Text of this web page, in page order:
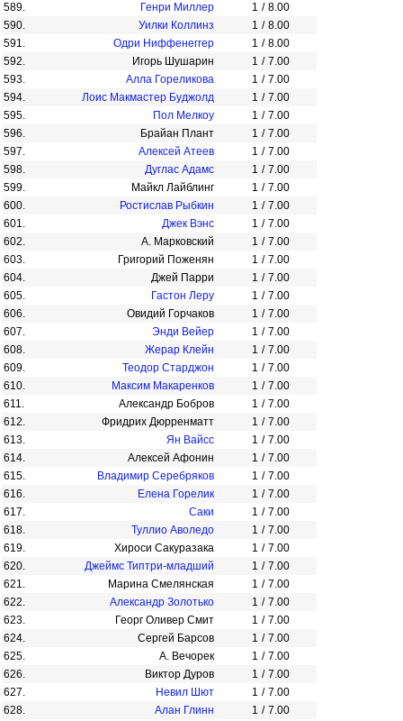
589.
Генри Миллер 1 / 8.00
590.
Уилки Коллинз 1 / 8.00
591.
Одри Ниффенеггер 1 / 8.00
592.
Игорь Шушарин 1 / 7.00
593.
Алла Гореликова 1 / 7.00
594.
Лоис Макмастер Буджолд 1 / 7.00
595.
Пол Мелкоу 1 / 7.00
596.
Брайан Плант 1 / 7.00
597.
Алексей Атеев 1 / 7.00
598.
Дуглас Адамс 1 / 7.00
599.
Майкл Лайблинг 1 / 7.00
600.
Ростислав Рыбкин 1 / 7.00
601.
Джек Вэнс 1 / 7.00
602.
А. Марковский 1 / 7.00
603.
Григорий Поженян 1 / 7.00
604.
Джей Парри 1 / 7.00
605.
Гастон Леру 1 / 7.00
606.
Овидий Горчаков 1 / 7.00
607.
Энди Вейер 1 / 7.00
608.
Жерар Клейн 1 / 7.00
609.
Теодор Старджон 1 / 7.00
610.
Максим Макаренков 1 / 7.00
611.
Александр Бобров 1 / 7.00
612.
Фридрих Дюрренматт 1 / 7.00
613.
Ян Вайсс 1 / 7.00
614.
Алексей Афонин 1 / 7.00
615.
Владимир Серебряков 1 / 7.00
616.
Елена Горелик 1 / 7.00
617.
Саки 1 / 7.00
618.
Туллио Аволедо 1 / 7.00
619.
Хироси Сакуразака 1 / 7.00
620.
Джеймс Типтри-младший 1 / 7.00
621.
Марина Смелянская 1 / 7.00
622.
Александр Золотько 1 / 7.00
623.
Георг Оливер Смит 1 / 7.00
624.
Сергей Барсов 1 / 7.00
625.
А. Вечорек 1 / 7.00
626.
Виктор Дуров 1 / 7.00
627.
Невил Шют 1 / 7.00
628.
Алан Глинн 1 / 7.00